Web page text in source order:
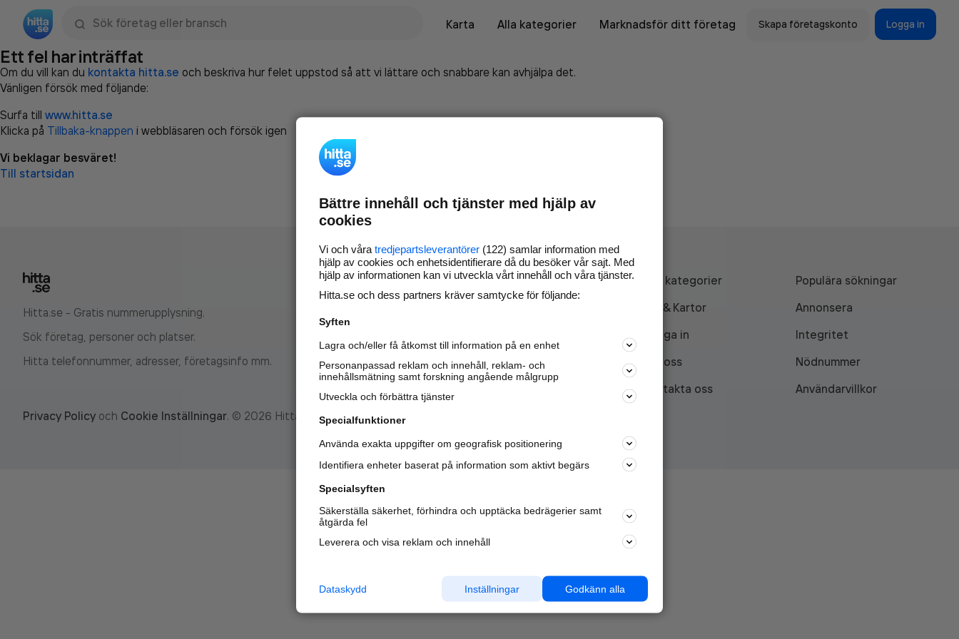
Karta
Alla kategorier Marknadsför ditt företag Skapa företagskonto Logga in
Ett fel har inträffat
Om du vill kan du kontakta hitta.se och beskriva hur felet uppstod så att vi lättare och snabbare kan avhjälpa det.
Vänligen försök med följande:
Surfa till www.hitta.se
Klicka på Tillbaka-knappen i webbläsaren och försök igen
Vi beklagar besväret!
Till startsidan
Hitta.se - Gratis nummerupplysning.
Sök företag, personer och platser.
Hitta telefonnummer, adresser, företagsinfo mm.
Marknadsför företaget på
nya kunder och
samarbetspartners nära dig.
Läs mer här
Alla kategorier
Populära sökningar
API & Kartor
Annonsera
Logga in
Integritet
Om oss
Nödnummer
Kontakta oss
Användarvillkor
Privacy Policy och Cookie Inställningar. © 2026 Hitta.se
Bättre innehåll och tjänster med hjälp av
cookies
Vi och våra tredjepartsleverantörer (122) samlar information med
hjälp av cookies och enhetsidentifierare då du besöker vår sajt. Med
hjälp av informationen kan vi utveckla vårt innehåll och våra tjänster.
Hitta.se och dess partners kräver samtycke för följande:
Syften
Lagra och/eller få åtkomst till information på en enhet
Personanpassad reklam och innehåll, reklam- och
innehållsmätning samt forskning angående målgrupp
Utveckla och förbättra tjänster
Specialfunktioner
Använda exakta uppgifter om geografisk positionering
Identifiera enheter baserat på information som aktivt begärs
Specialsyften
Säkerställa säkerhet, förhindra och upptäcka bedrägerier samt
åtgärda fel
Leverera och visa reklam och innehåll
Godkänn alla
Inställningar
Dataskydd